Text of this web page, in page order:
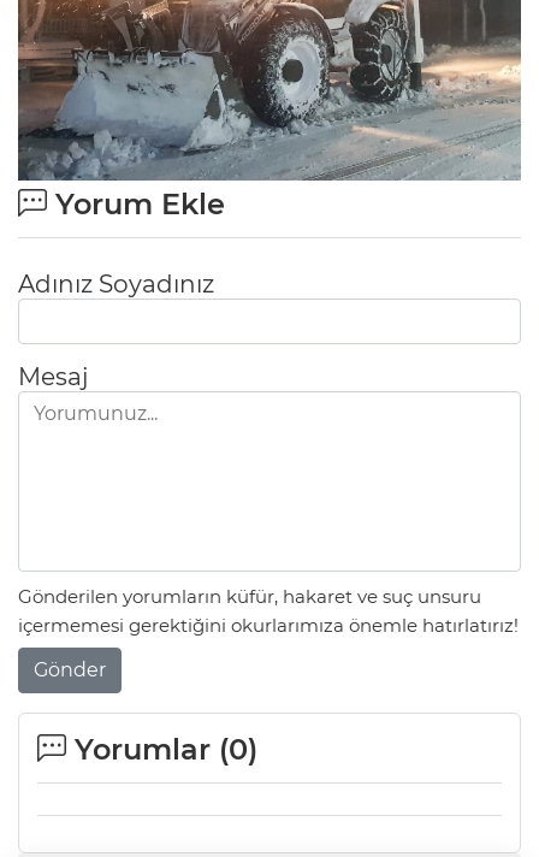
Yorum Ekle
Adınız Soyadınız
Mesaj
Gönderilen yorumların küfür, hakaret ve suç unsuru
içermemesi gerektiğini okurlarımıza önemle hatırlatırız!
Gönder
Yorumlar (0)